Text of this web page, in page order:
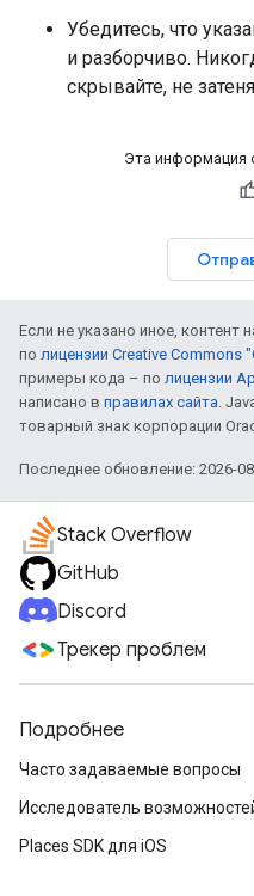
Убедитесь, что
и разборчиво.
скрывайте, не
Эта информация
Если не указано иное, контент
по лицензии Creative Commons
примеры кода – по лицензии
написано в правилах сайта.
товарный знак корпорации
Последнее обновление: 2026-
Stack Overflow
GitHub
Discord
Трекер проблем
Подробнее
Часто задаваемые вопросы
Исследователь
Places SDK для iOS